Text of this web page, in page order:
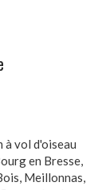
à vol d'oiseau
en Bresse,
Meillonnas,